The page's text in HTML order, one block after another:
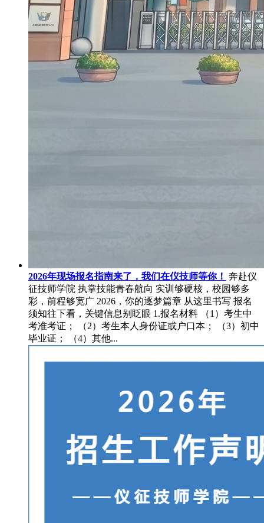
2026年现场报名指南来了，我们在仪技师等你！ 奔赴仪
征技师学院 执掌技能青春航向 实训够硬核，校园够多
彩，前程够宽广 2026，你的逐梦篇章 从这里书写 报名
须知往下看，关键信息别眨眼 1.报名材料 （1）考生中
考准考证； （2）考生本人身份证或户口本； （3）初中
毕业证； （4）其他...